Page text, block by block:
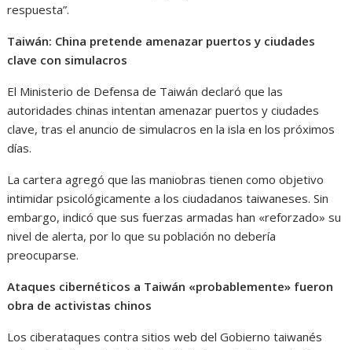
respuesta”.
Taiwán: China pretende amenazar puertos y ciudades
clave con simulacros
El Ministerio de Defensa de Taiwán declaró que las
autoridades chinas intentan amenazar puertos y ciudades
clave, tras el anuncio de simulacros en la isla en los próximos
días.
La cartera agregó que las maniobras tienen como objetivo
intimidar psicológicamente a los ciudadanos taiwaneses. Sin
embargo, indicó que sus fuerzas armadas han «reforzado» su
nivel de alerta, por lo que su población no debería
preocuparse.
Ataques cibernéticos a Taiwán «probablemente» fueron
obra de activistas chinos
Los ciberataques contra sitios web del Gobierno taiwanés